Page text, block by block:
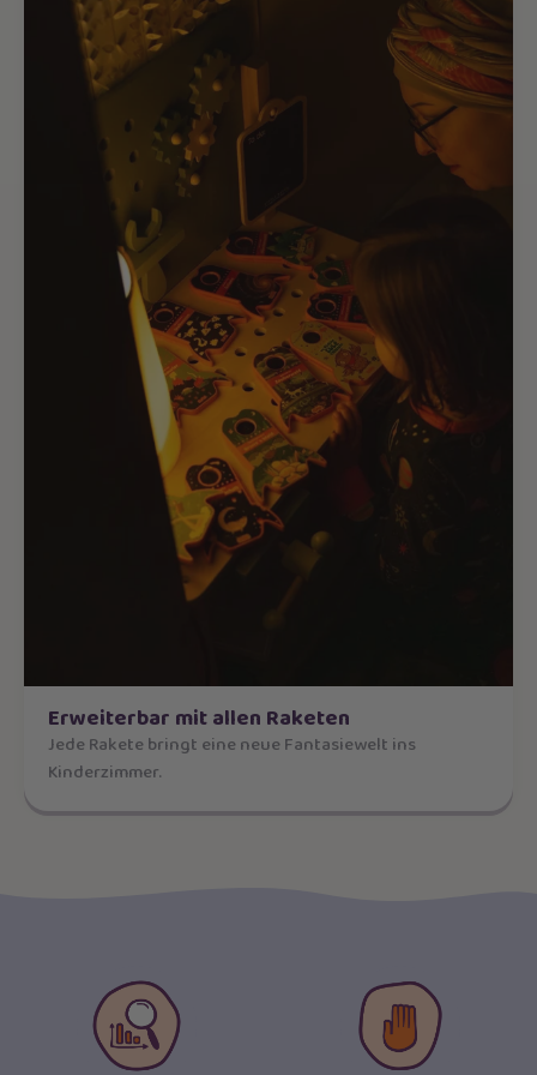
Erweiterbar mit allen Raketen
Jede Rakete bringt eine neue Fantasiewelt ins
Kinderzimmer.